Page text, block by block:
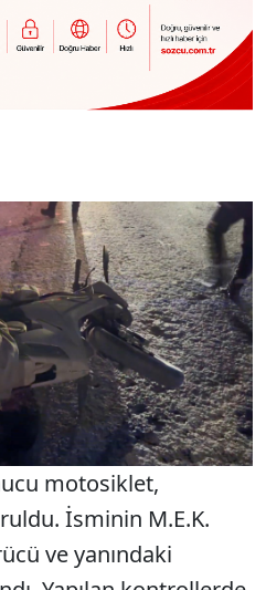
motosiklet,
İsminin M.E.K.
ve yanındaki